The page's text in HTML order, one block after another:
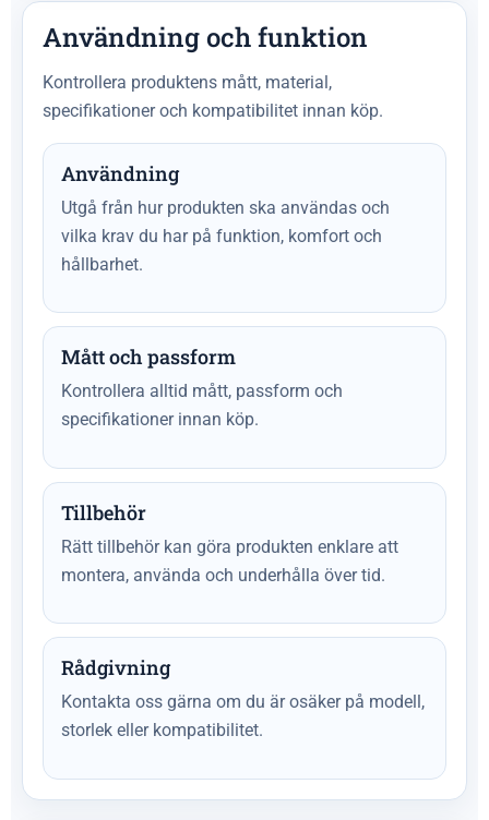
Användning och funktion
Kontrollera produktens mått, material,
specifikationer och kompatibilitet innan köp.
Användning
Utgå från hur produkten ska användas och
vilka krav du har på funktion, komfort och
hållbarhet.
Mått och passform
Kontrollera alltid mått, passform och
specifikationer innan köp.
Tillbehör
Rätt tillbehör kan göra produkten enklare att
montera, använda och underhålla över tid.
Rådgivning
Kontakta oss gärna om du är osäker på modell,
storlek eller kompatibilitet.